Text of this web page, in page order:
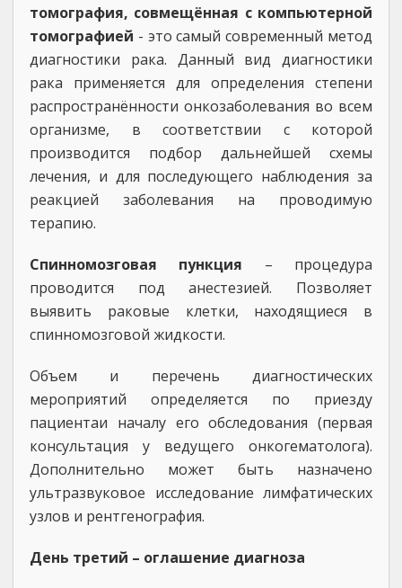
томография, совмещённая с компьютерной
томографией - это самый современный метод
диагностики рака. Данный вид диагностики
рака применяется для определения степени
распространённости онкозаболевания во всем
организме, в соответствии с которой
производится подбор дальнейшей схемы
лечения, и для последующего наблюдения за
реакцией заболевания на проводимую
терапию.
Спинномозговая пункция – процедура
проводится под анестезией. Позволяет
выявить раковые клетки, находящиеся в
спинномозговой жидкости.
Объем и перечень диагностических
мероприятий определяется по приезду
пациентаи началу его обследования (первая
консультация у ведущего онкогематолога).
Дополнительно может быть назначено
ультразвуковое исследование лимфатических
узлов и рентгенография.
День третий – оглашение диагноза